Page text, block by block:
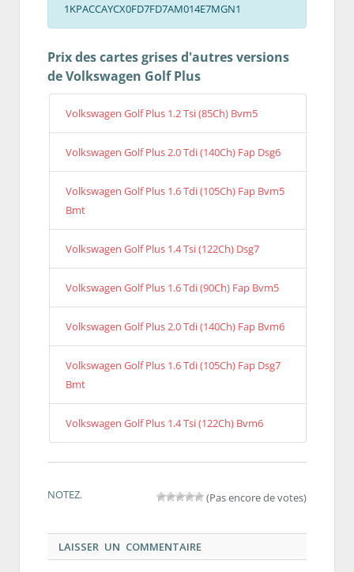
1KPACCAYCX0FD7FD7AM014E7MGN1
Prix des cartes grises d'autres versions
de Volkswagen Golf Plus
Volkswagen Golf Plus 1.2 Tsi (85Ch) Bvm5
Volkswagen Golf Plus 2.0 Tdi (140Ch) Fap Dsg6
Volkswagen Golf Plus 1.6 Tdi (105Ch) Fap Bvm5
Bmt
Volkswagen Golf Plus 1.4 Tsi (122Ch) Dsg7
Volkswagen Golf Plus 1.6 Tdi (90Ch) Fap Bvm5
Volkswagen Golf Plus 2.0 Tdi (140Ch) Fap Bvm6
Volkswagen Golf Plus 1.6 Tdi (105Ch) Fap Dsg7
Bmt
Volkswagen Golf Plus 1.4 Tsi (122Ch) Bvm6
NOTEZ. (Pas encore de votes)
LAISSER UN COMMENTAIRE